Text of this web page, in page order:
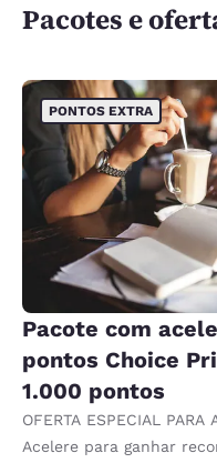
Pacotes e
PONTOS EXTRA
Pacote com
pontos Choice
1.000 pontos
OFERTA ESPECIAL PARA
Acelere para ganhar